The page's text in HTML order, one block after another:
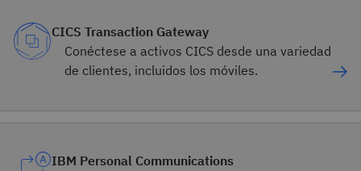
CICS Transaction Gateway
Conéctese a activos CICS desde una variedad
de clientes, incluidos los móviles.
IBM Personal Communications